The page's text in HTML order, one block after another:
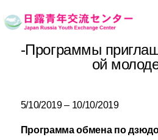
-Программы
ой
5/10/2019 – 10/10/2019
Программа обмена по